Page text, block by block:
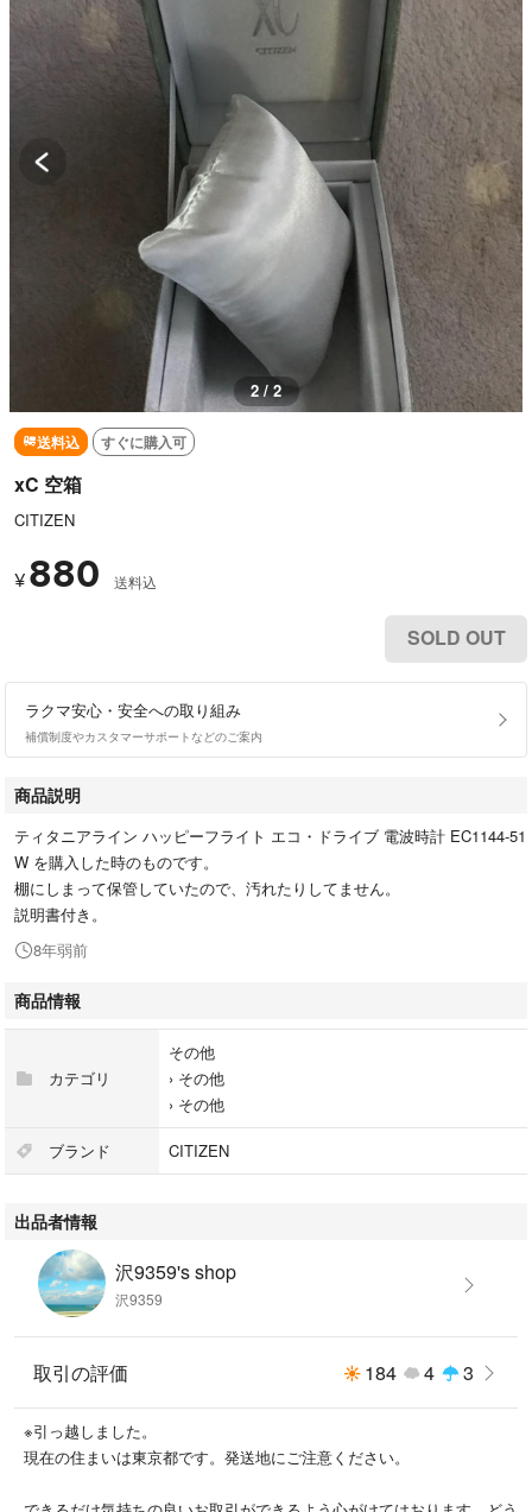
2 / 2
送料込 すぐに購入可
xC 空箱
CITIZEN
¥ 880 送料込
SOLD OUT
ラクマ安心・安全への取り組み
補償制度やカスタマーサポートなどのご案内
商品説明
ティタニアライン ハッピーフライト エコ・ドライブ 電波時計 EC1144-51
W を購入した時のものです。
棚にしまって保管していたので、汚れたりしてません。
説明書付き。
8年弱前
商品情報
カテゴリ
その他
› その他
› その他
ブランド CITIZEN
出品者情報
沢9359's shop
沢9359
取引の評価 184 4 3
※引っ越しました。
現在の住まいは東京都です。発送地にご注意ください。